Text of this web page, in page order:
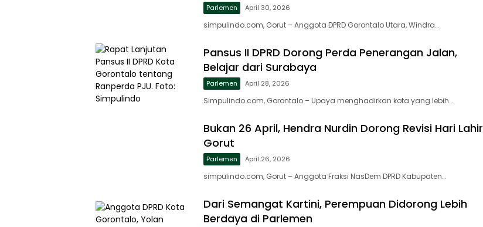
Parlemen April 30, 2026
simpulindo.com, Gorut – Anggota DPRD Gorontalo Utara, Windra…
Pansus II DPRD Dorong Perda Penerangan Jalan,
Belajar dari Surabaya
Parlemen April 28, 2026
Simpulindo.com, Gorontalo – Upaya menghadirkan kota yang lebih…
Bukan 26 April, Hendra Nurdin Dorong Revisi Hari Lahir
Gorut
Parlemen April 26, 2026
simpulindo.com, Gorut – Anggota Fraksi NasDem DPRD Kabupaten…
Dari Semangat Kartini, Perempuan Didorong Lebih
Berdaya di Parlemen